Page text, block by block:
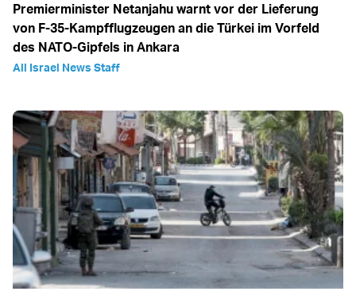
Premierminister Netanjahu warnt vor der Lieferung
von F-35-Kampfflugzeugen an die Türkei im Vorfeld
des NATO-Gipfels in Ankara
All Israel News Staff